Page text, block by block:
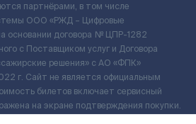
партнёрами, в том числе
ООО «РЖД – Цифровые
основании договора № ЦПР-1282
с Поставщиком услуг и Договора
решения» c АО «ФПК»
г. Сайт не является официальным
билетов включает сервисный
на экране подтверждения покупки.